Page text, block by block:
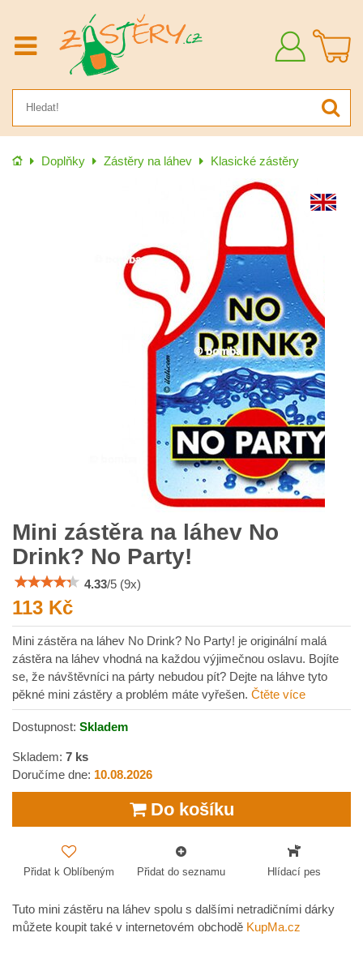
Přihlásit
Úvod Doplňky Zástěry na láhev Klasické zástěry
Mini zástěra na láhev No
Drink? No Party!
4.33/5 (9x)
113 Kč
Mini zástěra na láhev No Drink? No Party! je originální malá
zástěra na láhev vhodná na každou výjimečnou oslavu. Bojíte
se, že návštěvníci na párty nebudou pít? Dejte na láhve tyto
pěkné mini zástěry a problém máte vyřešen. Čtěte více
Dostupnost: Skladem
Skladem: 7 ks
Doručíme dne: 10.08.2026
Do košíku
Přidat k Oblíbeným Přidat do seznamu Hlídací pes
Tuto mini zástěru na láhev spolu s dalšími netradičními dárky
můžete koupit také v internetovém obchodě KupMa.cz